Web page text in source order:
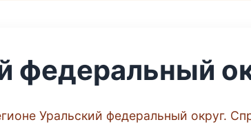
федеральный
Уральский федеральный округ.